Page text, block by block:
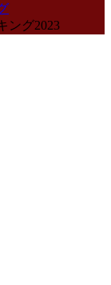
ング2023